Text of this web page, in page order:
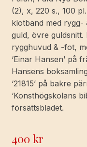
(2), x, 220 s., 100
klotband med rygg-
guld, övre
rygghuvud & -fot,
‘Einar Hansen’ på
Hansens
‘21815’ på bakre
‘Konsthögskolans
försättsbladet.
400kr